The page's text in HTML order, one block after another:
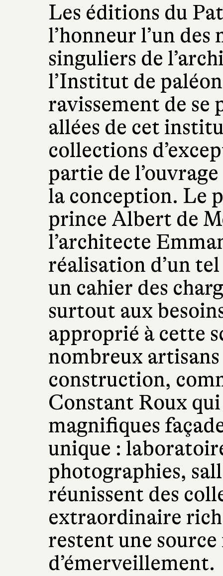
Les éditions du
l’honneur l’un
singuliers de
l’Institut de
ravissement de se
allées de cet
collections
partie de
la conception. Le
prince Albert de
l’architecte
réalisation d’un
un cahier des
surtout aux
approprié à cette
nombreux
construction,
Constant Roux qui
magnifiques
unique :
photographies,
réunissent des
extraordinaire
restent une
d’émerveillement.